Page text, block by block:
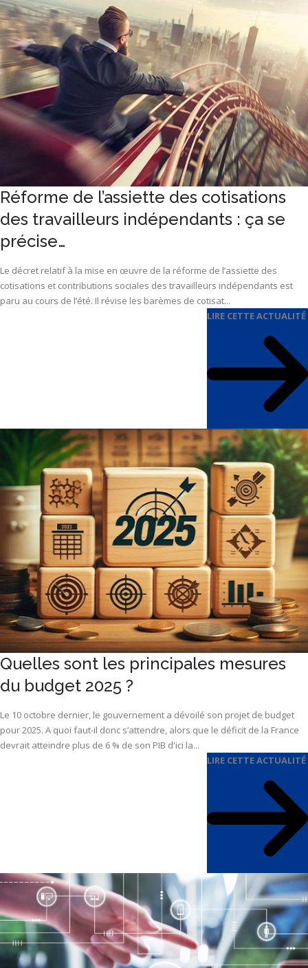
Réforme de l’assiette des cotisations
des travailleurs indépendants : ça se
précise…
Le décret relatif à la mise en œuvre de la réforme de l’assiette des
cotisations et contributions sociales des travailleurs indépendants est
paru au cours de l’été. Il révise les barèmes de cotisat...
LIRE CETTE ACTUALITÉ
Quelles sont les principales mesures
du budget 2025 ?
Le 10 octobre dernier, le gouvernement a dévoilé son projet de budget
pour 2025. A quoi faut-il donc s’attendre, alors que le déficit de la France
devrait atteindre plus de 6 % de son PIB d'ici la...
LIRE CETTE ACTUALITÉ